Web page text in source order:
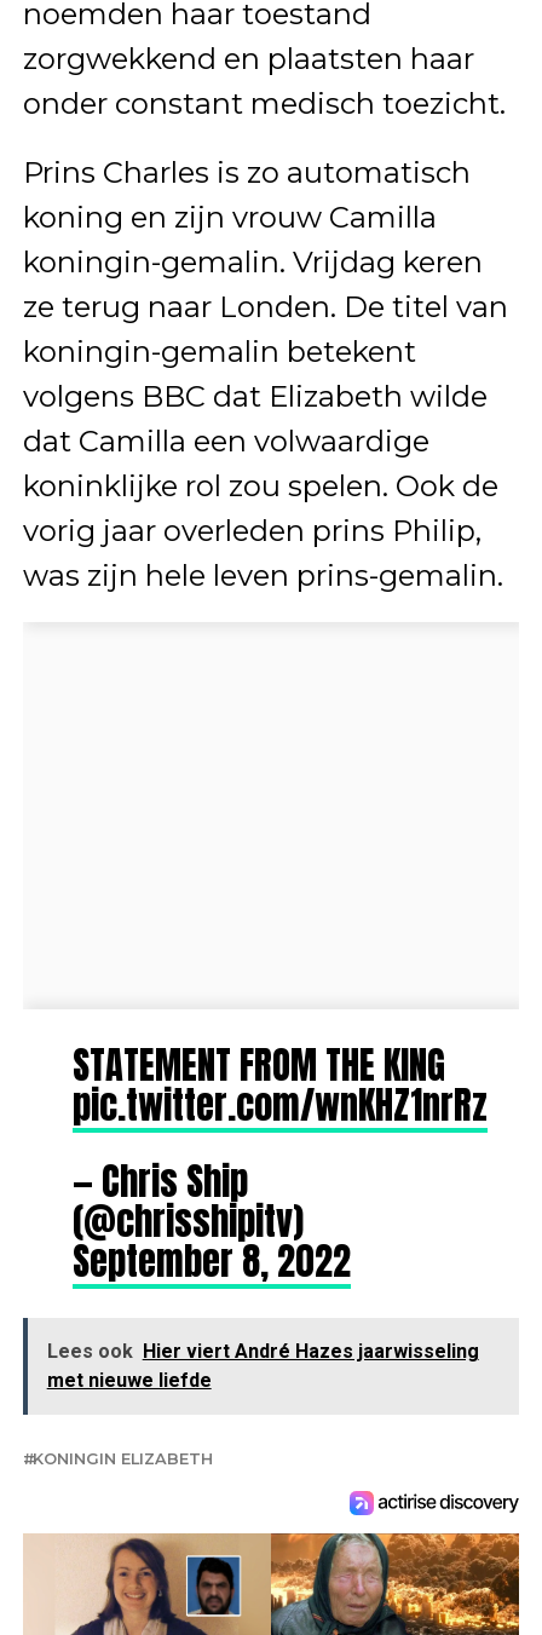
noemden haar toestand
zorgwekkend en plaatsten haar
onder constant medisch toezicht.
Prins Charles is zo automatisch
koning en zijn vrouw Camilla
koningin-gemalin. Vrijdag keren
ze terug naar Londen. De titel van
koningin-gemalin betekent
volgens BBC dat Elizabeth wilde
dat Camilla een volwaardige
koninklijke rol zou spelen. Ook de
vorig jaar overleden prins Philip,
was zijn hele leven prins-gemalin.
STATEMENT FROM THE KING
pic.twitter.com/wnKHZ1nrRz
— Chris Ship
(@chrisshipitv)
September 8, 2022
Lees ook Hier viert André Hazes jaarwisseling
met nieuwe liefde
KONINGIN ELIZABETH